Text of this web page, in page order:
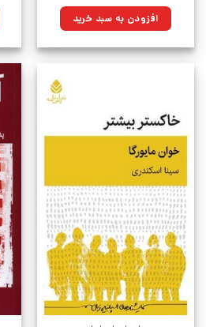
۴۲۵,۰۰۰تومان
بود.
۳۲۰,۸۷۵تومان.افزودن به سبد خرید